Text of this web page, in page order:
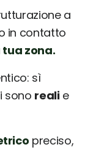
a
in contatto
zona.
sì
sono realie
preciso,